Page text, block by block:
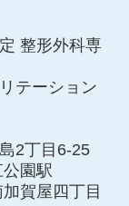
整形外科専
テーション
2丁目6-25
園駅
賀屋四丁目